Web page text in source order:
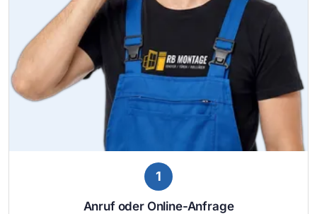
1
Anruf oder Online-Anfrage